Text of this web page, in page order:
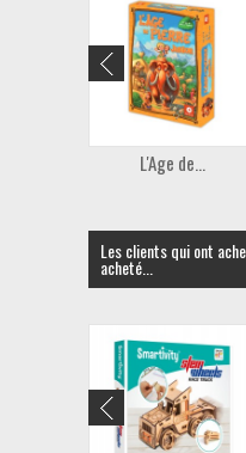
L'Age de...
Les clients qui ont
acheté...